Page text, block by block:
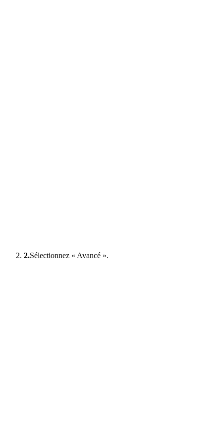
2.Sélectionnez « Avancé ».